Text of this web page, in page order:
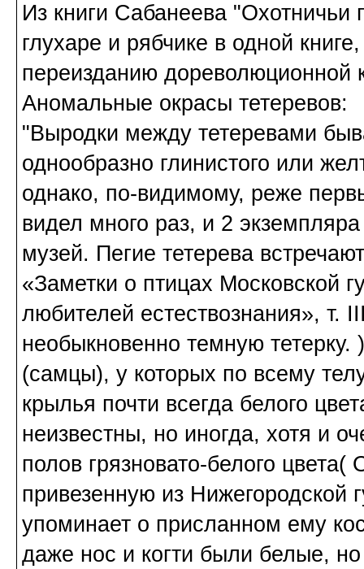
Из книги Сабанеева
глухаре и рябчике в одной
переизданию дореволюционной
Аномальные окрасы тетеревов:
"Выродки между тетеревами
однообразно глинистого или
однако, по-видимому, реже
видел много раз, и 2
музей. Пегие тетерева
«Заметки о птицах Московской
любителей естествознания»,
необыкновенно темную тетерку.
(самцы), у которых по всему
крылья почти всегда белого
неизвестны, но иногда, хотя и
полов грязновато-белого
привезенную из Нижегородской
упоминает о присланном ему
даже нос и когти были белые,